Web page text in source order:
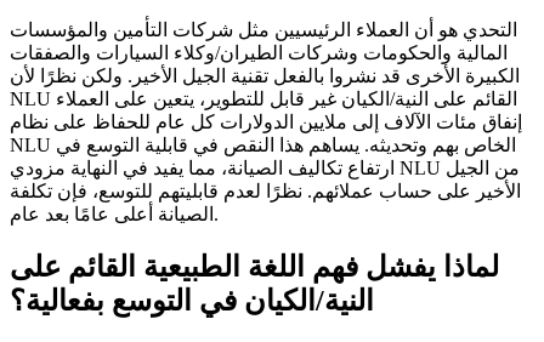
التحدي هو أن العملاء الرئيسيين مثل شركات التأمين والمؤسسات
المالية والحكومات وشركات الطيران/وكلاء السيارات والصفقات
الكبيرة الأخرى قد نشروا بالفعل تقنية الجيل الأخير. ولكن نظرًا لأن
NLU القائم على النية/الكيان غير قابل للتطوير، يتعين على العملاء
إنفاق مئات الآلاف إلى ملايين الدولارات كل عام للحفاظ على نظام
NLU الخاص بهم وتحديثه. يساهم هذا النقص في قابلية التوسع في
ارتفاع تكاليف الصيانة، مما يفيد في النهاية مزودي NLU من الجيل
الأخير على حساب عملائهم. نظرًا لعدم قابليتهم للتوسع، فإن تكلفة
الصيانة أعلى عامًا بعد عام.
لماذا يفشل فهم اللغة الطبيعية القائم على
النية/الكيان في التوسع بفعالية؟